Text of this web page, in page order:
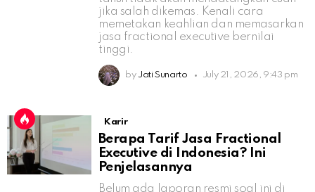
jika salah dikemas. Kenali cara
memetakan keahlian dan memasarkan
jasa fractional executive bernilai
tinggi.
by Jati Sunarto July 21, 2026, 9:43 pm
Karir
Berapa Tarif Jasa Fractional
Executive di Indonesia? Ini
Penjelasannya
Belum ada laporan resmi soal ini di